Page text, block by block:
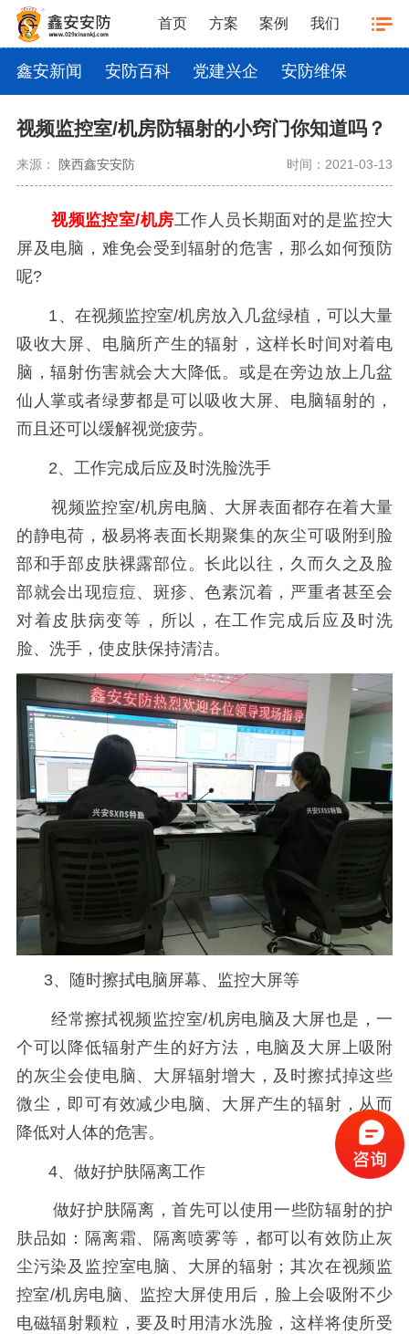
首页 方案 案例 我们
鑫安新闻 安防百科 党建兴企 安防维保
视频监控室/机房防辐射的小窍门你知道吗？
来源： 陕西鑫安安防 时间：2021-03-13
视频监控室/机房工作人员长期面对的是监控大
屏及电脑，难免会受到辐射的危害，那么如何预防
呢?
1、在视频监控室/机房放入几盆绿植，可以大量
吸收大屏、电脑所产生的辐射，这样长时间对着电
脑，辐射伤害就会大大降低。或是在旁边放上几盆
仙人掌或者绿萝都是可以吸收大屏、电脑辐射的，
而且还可以缓解视觉疲劳。
2、工作完成后应及时洗脸洗手
视频监控室/机房电脑、大屏表面都存在着大量
的静电荷，极易将表面长期聚集的灰尘可吸附到脸
部和手部皮肤裸露部位。长此以往，久而久之及脸
部就会出现痘痘、斑疹、色素沉着，严重者甚至会
对着皮肤病变等，所以，在工作完成后应及时洗
脸、洗手，使皮肤保持清洁。
3、随时擦拭电脑屏幕、监控大屏等
经常擦拭视频监控室/机房电脑及大屏也是，一
个可以降低辐射产生的好方法，电脑及大屏上吸附
的灰尘会使电脑、大屏辐射增大，及时擦拭掉这些
微尘，即可有效减少电脑、大屏产生的辐射，从而
降低对人体的危害。
4、做好护肤隔离工作
做好护肤隔离，首先可以使用一些防辐射的护
肤品如：隔离霜、隔离喷雾等，都可以有效防止灰
尘污染及监控室电脑、大屏的辐射；其次在视频监
控室/机房电脑、监控大屏使用后，脸上会吸附不少
电磁辐射颗粒，要及时用清水洗脸，这样将使所受